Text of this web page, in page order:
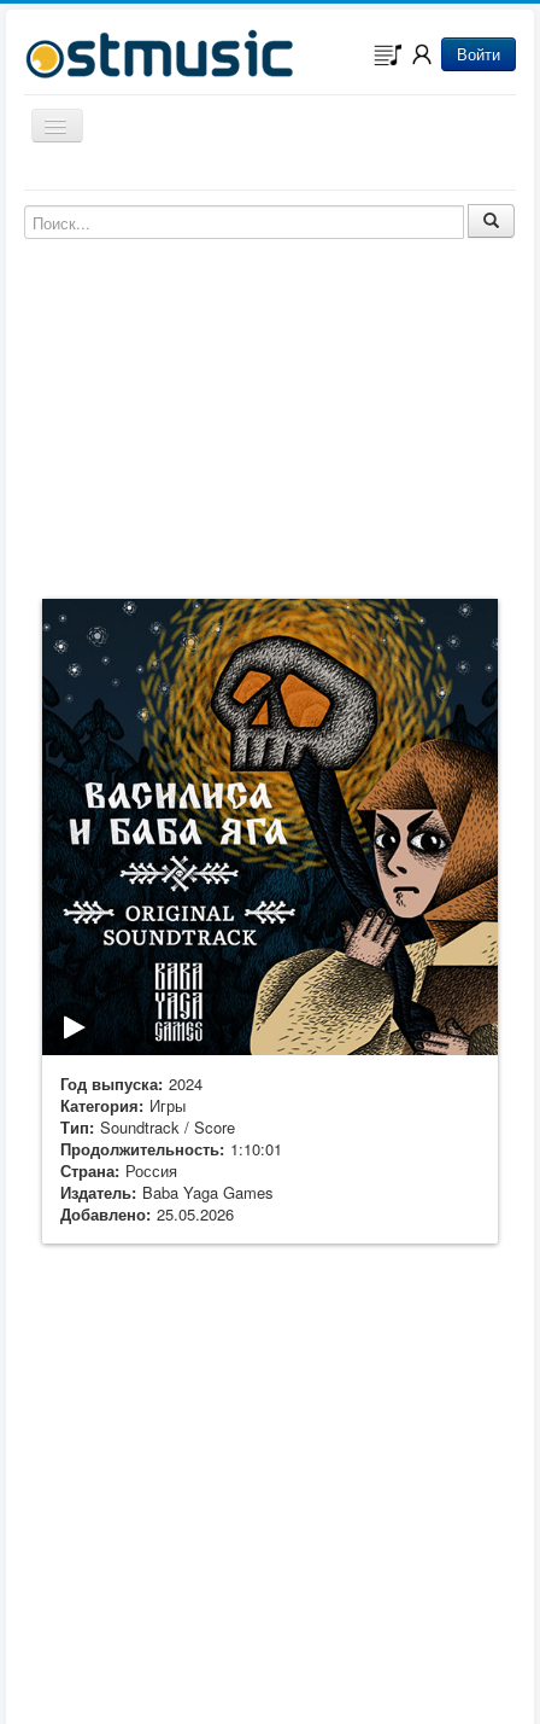
Войти
Включить/выключить навигацию
Музыка из мультфильмов
Музыка из сериалов
Год выпуска: 2024
Категория: Игры
Тип: Soundtrack / Score
Продолжительность: 1:10:01
Страна: Россия
Издатель: Baba Yaga Games
Добавлено: 25.05.2026